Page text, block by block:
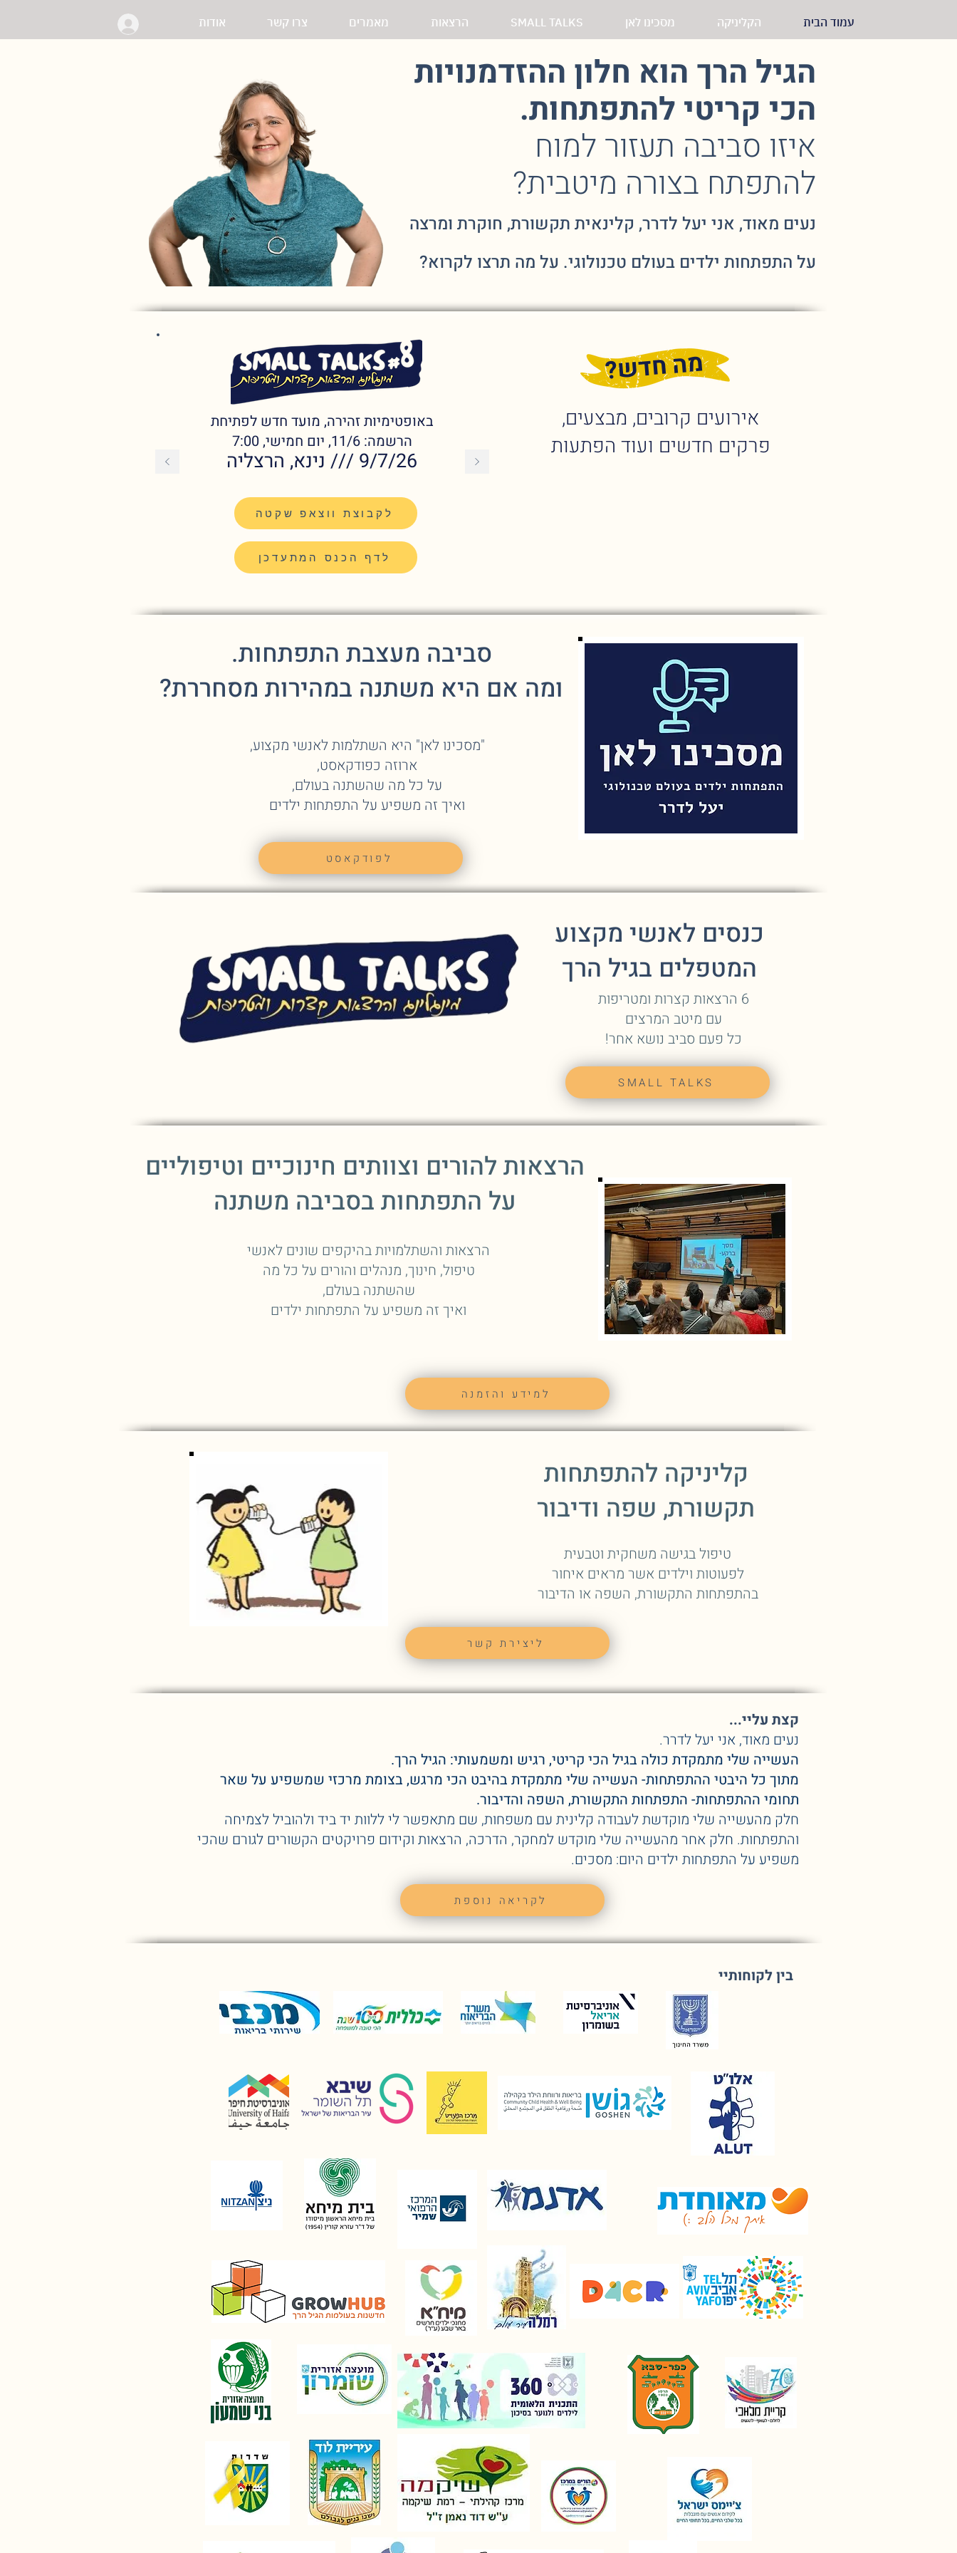
עמוד הבית הקליניקה מסכינו לאן SMALL TALKS הרצאות מאמרים צרו קשר אודות
הגיל הרך הוא חלון ההזדמנויות
הכי קריטי להתפתחות.
איזו סביבה תעזור למוח
להתפתח בצורה מיטבית?
נעים מאוד, אני יעל לדרר, קלינאית תקשורת, חוקרת ומרצה
על התפתחות ילדים בעולם טכנולוגי. על מה תרצו לקרוא?
באופטימיות זהירה, מועד חדש לפתיחת
הרשמה: 11/6, יום חמישי, 7:00
9/7/26 /// נינא, הרצליה
לקבוצת ווצאפ שקטה
לדף הכנס המתעדכן
מה חדש?
אירועים קרובים, מבצעים,
פרקים חדשים ועוד הפתעות
סביבה מעצבת התפתחות.
ומה אם היא משתנה במהירות מסחררת?
"מסכינו לאן" היא השתלמות לאנשי מקצוע,
ארוזה כפודקאסט,
על כל מה שהשתנה בעולם,
ואיך זה משפיע על התפתחות ילדים
לפודקאסט
כנסים לאנשי מקצוע
המטפלים בגיל הרך
6 הרצאות קצרות ומטריפות
עם מיטב המרצים
כל פעם סביב נושא אחר!
SMALL TALKS
הרצאות להורים וצוותים חינוכיים וטיפוליים
על התפתחות בסביבה משתנה
הרצאות והשתלמויות בהיקפים שונים לאנשי
טיפול, חינוך, מנהלים והורים על כל מה
שהשתנה בעולם,
ואיך זה משפיע על התפתחות ילדים
למידע והזמנה
קליניקה להתפתחות
תקשורת, שפה ודיבור
טיפול בגישה משחקית וטבעית
לפעוטות וילדים אשר מראים איחור
בהתפתחות התקשורת, השפה או הדיבור
ליצירת קשר
קצת עליי...
נעים מאוד, אני יעל לדרר.
העשייה שלי מתמקדת כולה בגיל הכי קריטי, רגיש ומשמעותי: הגיל הרך.
מתוך כל היבטי ההתפתחות- העשייה שלי מתמקדת בהיבט הכי מרגש, בצומת מרכזי שמשפיע על שאר
תחומי ההתפתחות- התפתחות התקשורת, השפה והדיבור.
חלק מהעשייה שלי מוקדשת לעבודה קלינית עם משפחות, שם מתאפשר לי ללוות יד ביד ולהוביל לצמיחה
והתפתחות. חלק אחר מהעשייה שלי מוקדש למחקר, הדרכה, הרצאות וקידום פרויקטים הקשורים לגורם שהכי
משפיע על התפתחות ילדים היום: מסכים.
לקריאה נוספת
בין לקוחותיי